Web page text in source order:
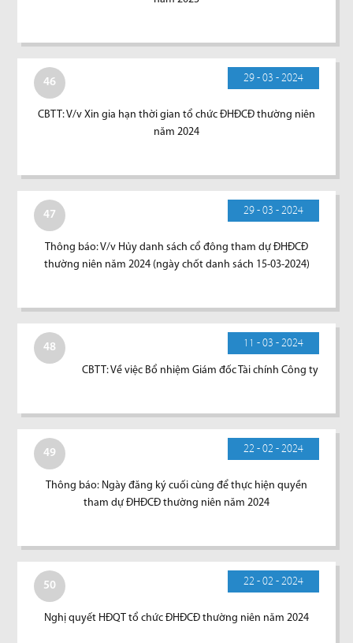
46 29 - 03 - 2024
CBTT: V/v Xin gia hạn thời gian tổ chức ĐHĐCĐ thường niên
năm 2024
47 29 - 03 - 2024
Thông báo: V/v Hủy danh sách cổ đông tham dự ĐHĐCĐ
thường niên năm 2024 (ngày chốt danh sách 15-03-2024)
48 11 - 03 - 2024
CBTT: Về việc Bổ nhiệm Giám đốc Tài chính Công ty
49 22 - 02 - 2024
Thông báo: Ngày đăng ký cuối cùng để thực hiện quyền
tham dự ĐHĐCĐ thường niên năm 2024
50 22 - 02 - 2024
Nghị quyết HĐQT tổ chức ĐHĐCĐ thường niên năm 2024